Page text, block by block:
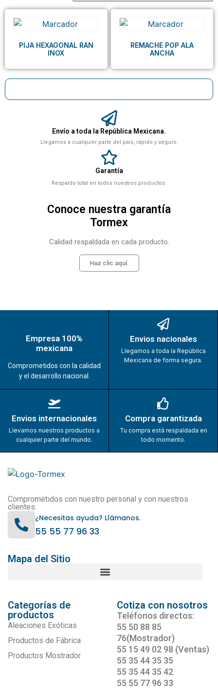
Envío a toda la República Mexicana.
Llegamos a cualquier parte del país, rápido y seguro.
Garantía
Respaldo total en todos nuestros productos.
Conoce nuestra garantía
Tormex
Calidad respaldada en cada producto.
Haz clic aquí.
PIJA HEXAGONAL RAN
INOX
REMACHE POP ALA
ANCHA
Empresa 100%
mexicana
Comprometidos con la calidad
y el desarrollo nacional.
Envios nacionales
Llegamos a toda la República
Mexicana de forma segura.
Envios internacionales
Llevamos nuestros productos a
cualquier parte del mundo.
Compra garantizada
Tu compra está respaldada en
todo momento.
Comprometidos con nuestro personal y con nuestros
clientes.
¿Necesitas ayuda? Llámanos.
55 55 77 96 33
Mapa del Sitio
Categorías de
productos
Aleaciones Exóticas
Productos de Fábrica
Productos Mostrador
Cotiza con nosotros
Teléfonos directos:
55 50 88 85
76(Mostrador)
55 15 49 02 98 (Ventas)
55 35 44 35 35
55 35 44 35 42
55 55 77 96 33